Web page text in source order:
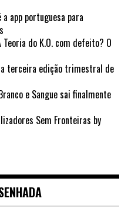
a app portuguesa para
Teoria do K.O. com defeito? O
a terceira edição trimestral de
e Sangue sai finalmente
Sem Fronteiras by